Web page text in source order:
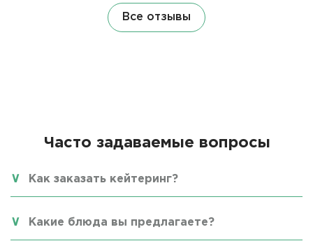
Все отзывы
Часто задаваемые вопросы
Как заказать кейтеринг?
Какие блюда вы предлагаете?